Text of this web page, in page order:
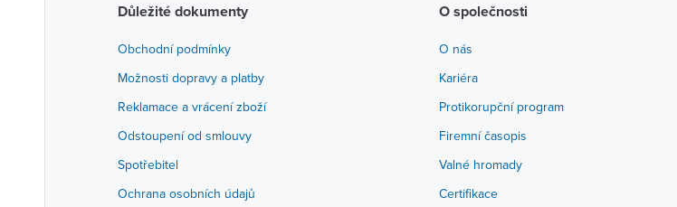
Důležité dokumenty
Obchodní podmínky
Možnosti dopravy a platby
Reklamace a vrácení zboží
Odstoupení od smlouvy
Spotřebitel
Ochrana osobních údajů
O společnosti
O nás
Kariéra
Protikorupční program
Firemní časopis
Valné hromady
Certifikace